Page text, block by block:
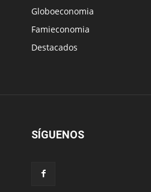
Globoeconomia
Famieconomia
Destacados
SÍGUENOS